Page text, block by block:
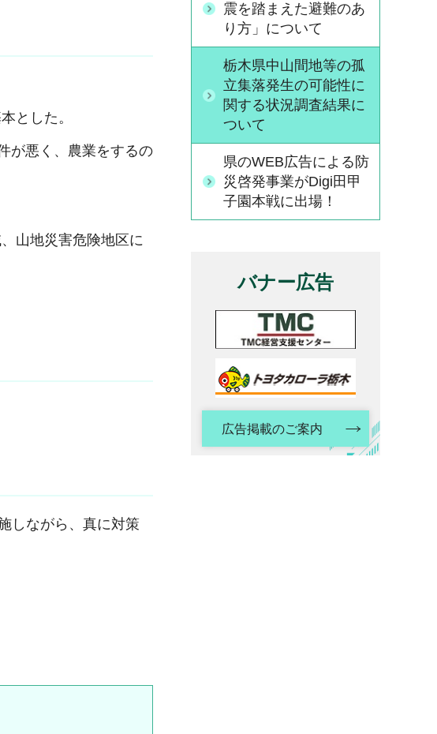
とした。
が悪く、農業をするの
山地災害危険地区に
しながら、真に対策
震を踏まえた避難のあ
り方」について
栃木県中山間地等の孤
立集落発生の可能性に
関する状況調査結果に
ついて
県のWEB広告による防
災啓発事業がDigi田甲
子園本戦に出場！
バナー広告
広告掲載のご案内